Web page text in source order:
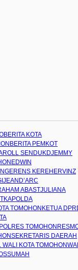
BERITA KOTA
BERITA PEMKOT
SENDUKDJEMMY
EDWIN
ERENS KEREH ERVINZ
JEAND’ARC
ABASTJULIANA
KAPOLDA
TOMOHON KETUA
POLRES TOMOHON
SEKRETARIS DAERAH
WALI KOTA TOMOHON